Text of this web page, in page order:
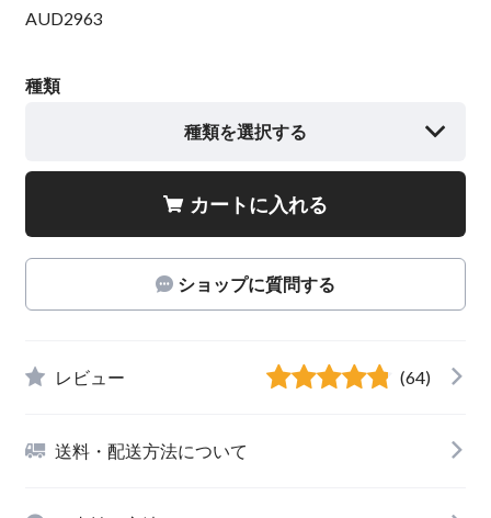
AUD2963
種類
種類を選択する
カートに入れる
ショップに質問する
レビュー (64)
送料・配送方法について